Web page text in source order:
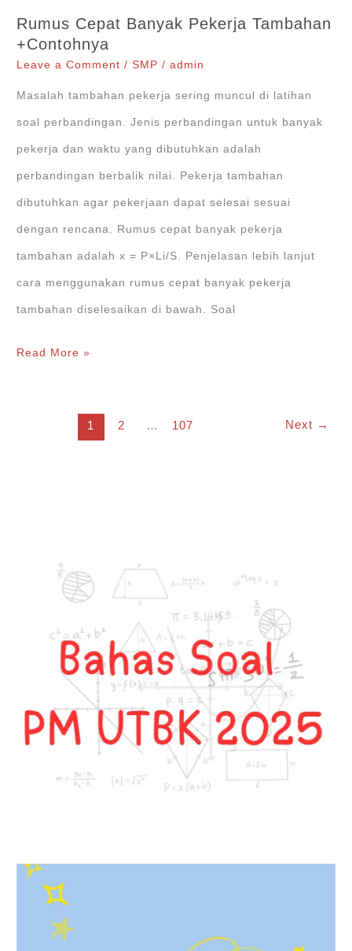
Rumus Cepat Banyak Pekerja Tambahan
+Contohnya
Leave a Comment /SMP /admin
Masalah tambahan pekerja sering muncul di latihan
soal perbandingan. Jenis perbandingan untuk banyak
pekerja dan waktu yang dibutuhkan adalah
perbandingan berbalik nilai. Pekerja tambahan
dibutuhkan agar pekerjaan dapat selesai sesuai
dengan rencana. Rumus cepat banyak pekerja
tambahan adalah x = P×Li/S. Penjelasan lebih lanjut
cara menggunakan rumus cepat banyak pekerja
tambahan diselesaikan di bawah. Soal
Rumus
Read More »
1 2 … 107 Next →